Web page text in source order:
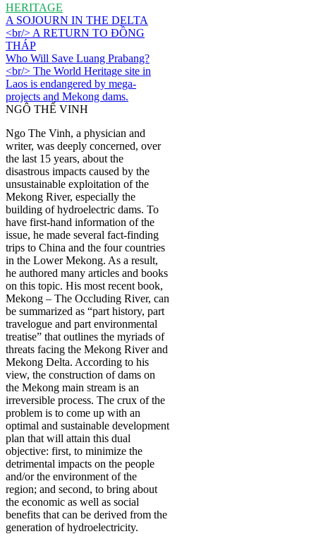
HERITAGE
A SOJOURN IN THE DELTA
<br/> A RETURN TO ĐỒNG
THÁP
Who Will Save Luang Prabang?
<br/> The World Heritage site in
Laos is endangered by mega-
projects and Mekong dams.
NGÔ THẾ VINH
Ngo The Vinh, a physician and
writer, was deeply concerned, over
the last 15 years, about the
disastrous impacts caused by the
unsustainable exploitation of the
Mekong River, especially the
building of hydroelectric dams. To
have first-hand information of the
issue, he made several fact-finding
trips to China and the four countries
in the Lower Mekong. As a result,
he authored many articles and books
on this topic. His most recent book,
Mekong – The Occluding River, can
be summarized as “part history, part
travelogue and part environmental
treatise” that outlines the myriads of
threats facing the Mekong River and
Mekong Delta. According to his
view, the construction of dams on
the Mekong main stream is an
irreversible process. The crux of the
problem is to come up with an
optimal and sustainable development
plan that will attain this dual
objective: first, to minimize the
detrimental impacts on the people
and/or the environment of the
region; and second, to bring about
the economic as well as social
benefits that can be derived from the
generation of hydroelectricity.